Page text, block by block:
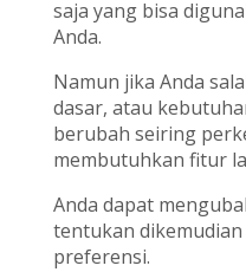
saja yang bisa
Anda.
Namun jika Anda
dasar, atau
berubah seiring
membutuhkan fitur
Anda dapat
tentukan
preferensi.